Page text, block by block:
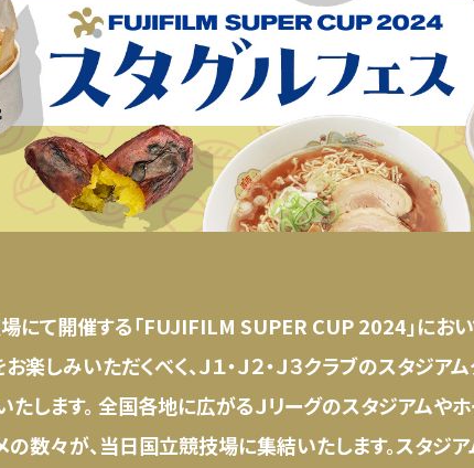
にて開催する「FUJIFILM SUPER CUP 2024」にお
楽しみいただくべく、Ｊ１・Ｊ２・Ｊ３クラブのスタジ
たします。 全国各地に広がるＪリーグのスタジアム
数々が、当日国立競技場に集結いたします。スタジ